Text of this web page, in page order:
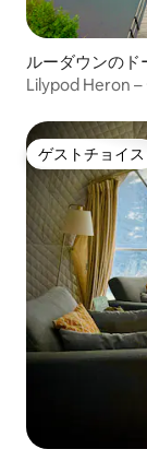
ルーダウンのド
Lilypod Heron –
ゲストチョイス
ゲストチョイス